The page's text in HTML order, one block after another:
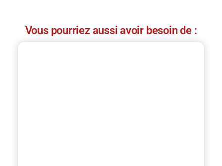
Vous pourriez aussi avoir besoin de :